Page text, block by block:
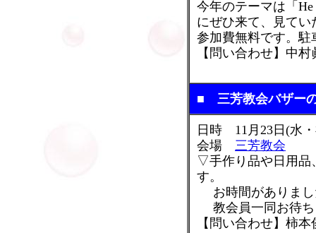
今年のテーマは「
にぜひ来て、見て
参加費無料です。駐
【問い合わせ】中
■ 三芳教会バザー
日時 11月23日(水
会場 三芳教会
▽手作り品や日用品
す。
お時間がありまし
教会員一同お待ち
【問い合わせ】柿